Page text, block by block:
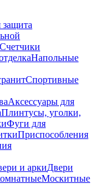
защита
Счетчики
Напольные
Спортивные
Аксессуары для
Плинтусы, уголки,
Фуги для
Приспособления
и аркиДвери
Москитные